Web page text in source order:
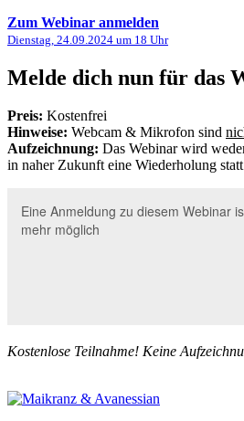
Zum Webinar anmelden
Dienstag, 24.09.2024 um 18 Uhr
Melde dich nun für das
Preis: Kostenfrei
Hinweise: Webcam & Mikrofon sind
Aufzeichnung: Das Webinar wird
in naher Zukunft eine Wiederholung
Kostenlose Teilnahme! Keine